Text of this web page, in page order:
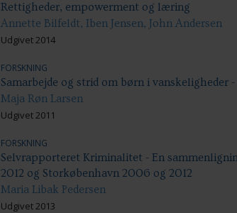
Rettigheder, empowerment og læring
Annette Bilfeldt, Iben Jensen, John Andersen
Udgivet 2014
FORSKNING
Samarbejde og strid om børn i vanskeligheder
Maja Røn Larsen
Udgivet 2011
FORSKNING
Selvrapporteret Kriminalitet - En
2012 og Storkøbenhavn 2006 og 2012
Maria Libak Pedersen
Udgivet 2013